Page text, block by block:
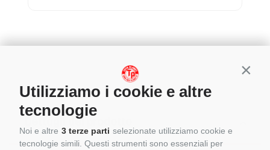
Utilizziamo i cookie e altre
tecnologie
Noi e altre 3 terze parti selezionate utilizziamo cookie e
tecnologie simili. Questi strumenti sono essenziali per
Dettagli del prodotto